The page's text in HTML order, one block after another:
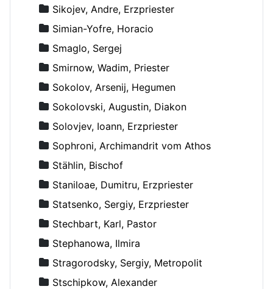
Sikojev, Andre, Erzpriester
Simian-Yofre, Horacio
Smaglo, Sergej
Smirnow, Wadim, Priester
Sokolov, Arsenij, Hegumen
Sokolovski, Augustin, Diakon
Solovjev, Ioann, Erzpriester
Sophroni, Archimandrit vom Athos
Stählin, Bischof
Staniloae, Dumitru, Erzpriester
Statsenko, Sergiy, Erzpriester
Stechbart, Karl, Pastor
Stephanowa, Ilmira
Stragorodsky, Sergiy, Metropolit
Stschipkow, Alexander